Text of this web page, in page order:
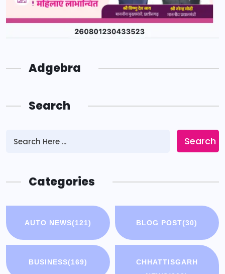
Adgebra
Search
Search
Categories
AUTO NEWS(121) BLOG POST(30)
BUSINESS(169)
CHHATTISGARH